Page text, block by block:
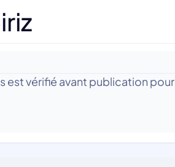
est vérifié avant publication pour